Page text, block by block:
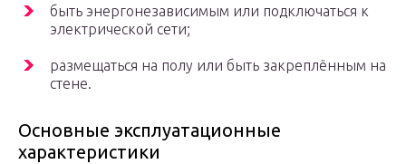
быть энергонезависимым или подключаться к
электрической сети;
размещаться на полу или быть закреплённым на
стене.
Основные эксплуатационные
характеристики